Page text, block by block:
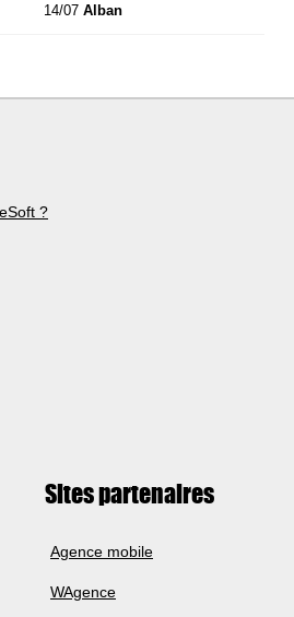
14/07Alban
?
Sites partenaires
Agence mobile
WAgence